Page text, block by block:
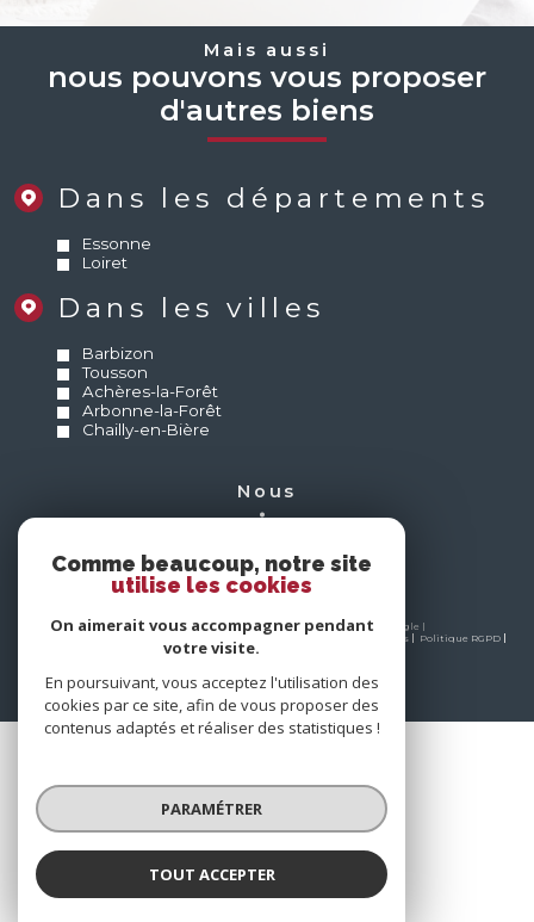
Mais aussi
nous pouvons vous proposer
d'autres biens
Dans les départements
Essonne
Loiret
Dans les villes
Barbizon
Tousson
Achères-la-Forêt
Arbonne-la-Forêt
Chailly-en-Bière
nous
suivre
© 2026 | Tous droits réservés | Traduction powered by Google |
Mentions légales Admin Partenaires
Politique RGPD
Cookies
Comme beaucoup, notre site
utilise les cookies
On aimerait vous accompagner pendant
votre visite.
En poursuivant, vous acceptez l'utilisation des
cookies par ce site, afin de vous proposer des
contenus adaptés et réaliser des statistiques !
PARAMÉTRER
TOUT ACCEPTER